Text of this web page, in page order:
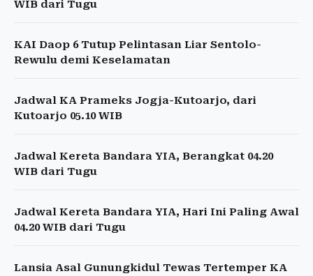
WIB dari Tugu
KAI Daop 6 Tutup Pelintasan Liar Sentolo-
Rewulu demi Keselamatan
Jadwal KA Prameks Jogja-Kutoarjo, dari
Kutoarjo 05.10 WIB
Jadwal Kereta Bandara YIA, Berangkat 04.20
WIB dari Tugu
Jadwal Kereta Bandara YIA, Hari Ini Paling Awal
04.20 WIB dari Tugu
Lansia Asal Gunungkidul Tewas Tertemper KA